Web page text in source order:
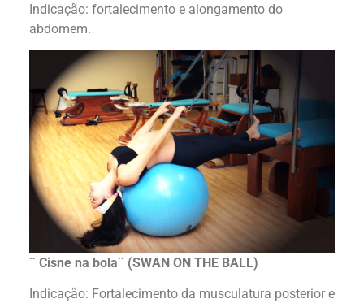
Indicação: fortalecimento e alongamento do
abdomem.
¨ Cisne na bola¨ (SWAN ON THE BALL)
Indicação: Fortalecimento da musculatura posterior e